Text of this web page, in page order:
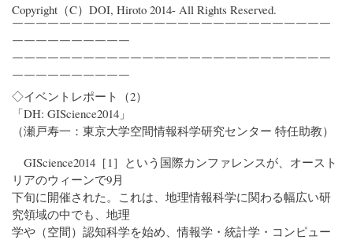
Copyright（C）DOI, Hiroto 2014- All Rights Reserved.
￣￣￣￣￣￣￣￣￣￣￣￣￣￣￣￣￣￣￣￣￣￣￣￣￣￣￣
￣￣￣￣￣￣￣￣￣￣
￣￣￣￣￣￣￣￣￣￣￣￣￣￣￣￣￣￣￣￣￣￣￣￣￣￣￣
￣￣￣￣￣￣￣￣￣￣
◇イベントレポート（2）
「DH: GIScience2014」
（瀬戸寿一：東京大学空間情報科学研究センター 特任助教）
GIScience2014［1］という国際カンファレンスが、オースト
リアのウィーンで9月
下旬に開催された。これは、地理情報科学に関わる幅広い研
究領域の中でも、地理
学や（空間）認知科学を始め、情報学・統計学・コンピュー